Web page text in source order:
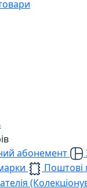
абонемент
Поштові